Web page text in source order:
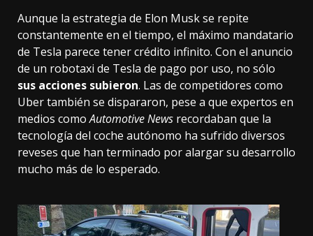
Aunque la estrategia de Elon Musk se repite
constantemente en el tiempo, el máximo mandatario
de Tesla parece tener crédito infinito. Con el anuncio
de un robotaxi de Tesla de pago por uso, no sólo
sus acciones subieron. Las de competidores como
Uber también se dispararon, pese a que expertos en
medios comoAutomotive News recordaban que la
tecnología del coche autónomo ha sufrido diversos
reveses que han terminado por alargar su desarrollo
mucho más de lo esperado.